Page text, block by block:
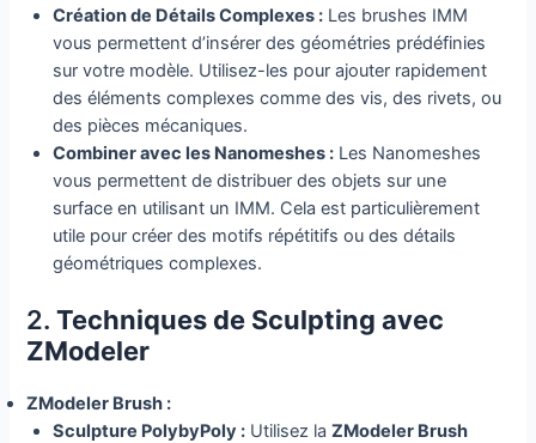
Création de Détails Complexes : Les brushes IMM
vous permettent d’insérer des géométries prédéfinies
sur votre modèle. Utilisez-les pour ajouter rapidement
des éléments complexes comme des vis, des rivets, ou
des pièces mécaniques.
Combiner avec les Nanomeshes : Les Nanomeshes
vous permettent de distribuer des objets sur une
surface en utilisant un IMM. Cela est particulièrement
utile pour créer des motifs répétitifs ou des détails
géométriques complexes.
2.Techniques de Sculpting avec
ZModeler
ZModeler Brush :
Sculpture PolybyPoly : Utilisez laZModeler Brush